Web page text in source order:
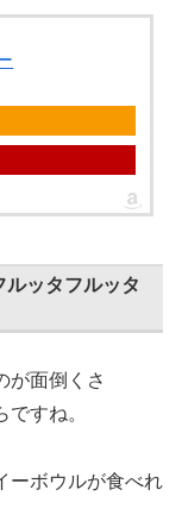
ッタフルッタ
が面倒くさ
すね。
ーボウルが食べれ